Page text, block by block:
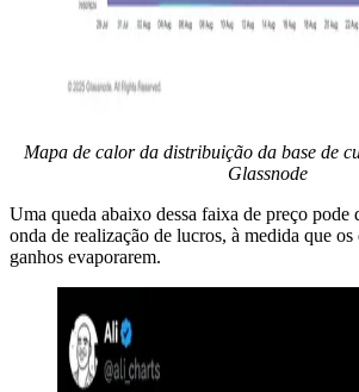
Mapa de calor da distribuição da base de
Glassnode
Uma queda abaixo dessa faixa de preço pode
onda de realização de lucros, à medida que os
ganhos evaporarem.